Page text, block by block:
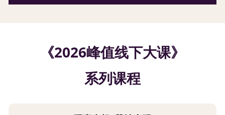
《2026峰值线下大课》
系列课程